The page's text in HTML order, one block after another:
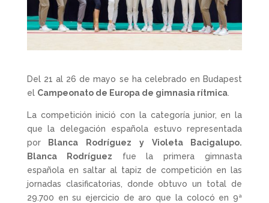
Del 21 al 26 de mayo se ha celebrado en Budapest
el Campeonato de Europa de gimnasia rítmica.
La competición inició con la categoría junior, en la
que la delegación española estuvo representada
porBlanca Rodríguez y Violeta Bacigalupo.
Blanca Rodríguez fue la primera gimnasta
española en saltar al tapiz de competición en las
jornadas clasificatorias, donde obtuvo un total de
29.700 en su ejercicio de aro que la colocó en 9ª